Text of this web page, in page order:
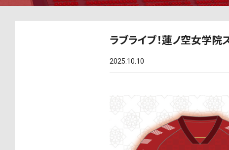
ラブライブ！蓮ノ空女学
2025.10.10